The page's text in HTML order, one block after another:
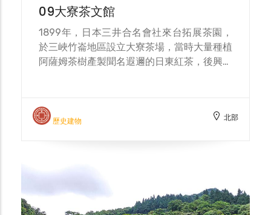
09大寮茶文館
1899年，日本三井合名會社來台拓展茶園，
於三峽竹崙地區設立大寮茶場，當時大量種植
阿薩姆茶樹產製聞名遐邇的日東紅茶，後興建
新整修茶文館，保留日式建築特色，以舊修
舊，讓茶文館再現風華。
歷史建物 北部